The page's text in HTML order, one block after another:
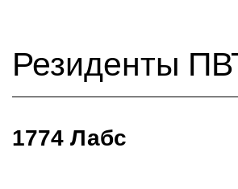
Резиденты
1774 Лабс